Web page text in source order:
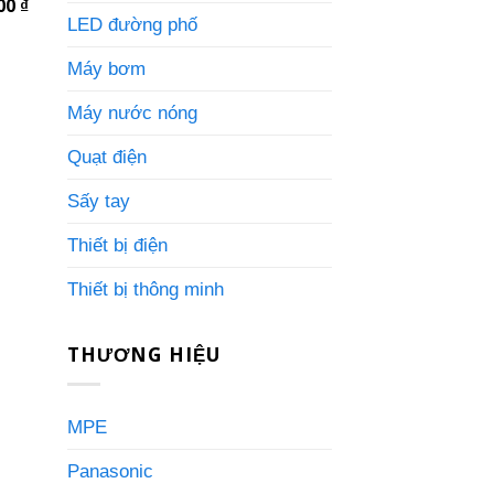
₫Giá
2.086.200 ₫.
LED đường phố
Máy bơm
Máy nước nóng
Quạt điện
Sấy tay
Thiết bị điện
Thiết bị thông minh
THƯƠNG HIỆU
MPE
Panasonic